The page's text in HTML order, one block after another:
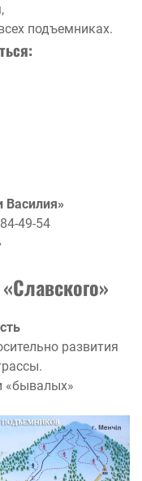
подъемниках.
Василия»
49-54
развития
«бывалых»